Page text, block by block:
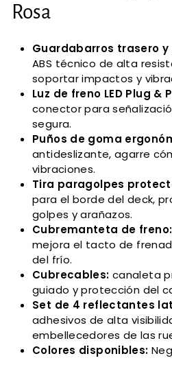
Rosa
Guardabarros trasero
ABS técnico de alta
soportar impactos y
Luz de freno LED Plug &
conector para
segura.
Puños de goma
antideslizante, agarre
vibraciones.
Tira paragolpes
para el borde del deck,
golpes y arañazos.
Cubremanteta de freno:
mejora el tacto de
del frío.
Cubrecables: canaleta
guiado y protección del
Set de 4 reflectantes
adhesivos de alta
embellecedores de las
Colores disponibles: